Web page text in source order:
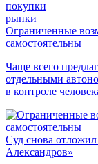
рынки
Ограниченные
самостоятельны
Чаще всего
отдельными
в контроле
Суд снова отложил
Александров»